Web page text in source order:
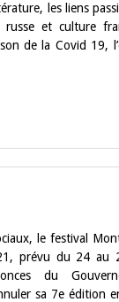
les liens
russe et culture
de la Covid 19,
le festival
prévu du 24 au
du
sa 7e édition